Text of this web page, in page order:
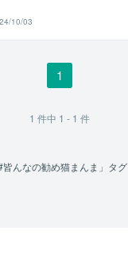
10/03
1
1 件中 1 - 1 件
#皆んなの勧め猫まんま」タグ